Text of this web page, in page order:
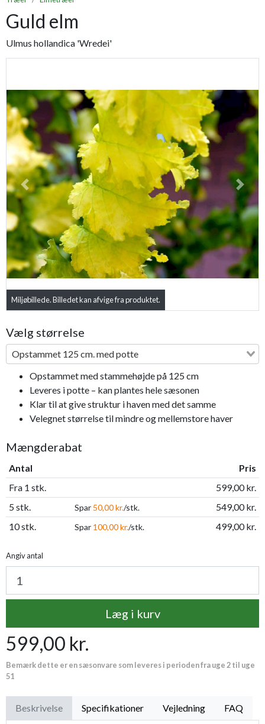
Guld elm
Ulmus hollandica 'Wredei'
Miljøbillede. Billedet kan afvige fra produktet.
Previous Next
Vælg størrelse
Opstammet 125 cm. med potte
Opstammet med stammehøjde på 125 cm
Leveres i potte – kan plantes hele sæsonen
Klar til at give struktur i haven med det samme
Velegnet størrelse til mindre og mellemstore haver
Mængderabat
Antal
Pris
Fra 1 stk.
599,00 kr.
5 stk.
Spar 50,00 kr./stk.
549,00 kr.
10 stk.
Spar 100,00 kr./stk. 499,00 kr.
Angiv antal
Læg i kurv
599,00 kr.
Bemærk dette er en sæsonvare som leveres i perioden fra uge 2 til uge
51
Beskrivelse Specifikationer Vejledning FAQ